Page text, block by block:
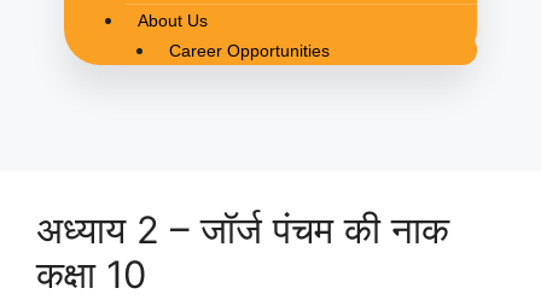
About Us
Career Opportunities
अध्याय 2 – जॉर्ज पंचम की नाक
कक्षा 10